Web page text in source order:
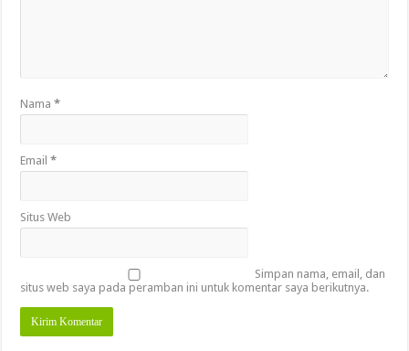
Nama*
Email*
Situs Web
Simpan nama, email, dan
situs web saya pada peramban ini untuk komentar saya berikutnya.